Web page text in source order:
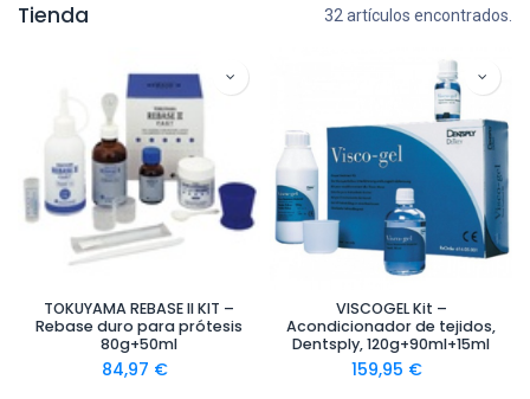
Tienda 32 artículos encontrados.
TOKUYAMA REBASE II KIT –
Rebase duro para prótesis
80g+50ml
84,97 €
VISCOGEL Kit –
Acondicionador de tejidos,
Dentsply, 120g+90ml+15ml
159,95 €